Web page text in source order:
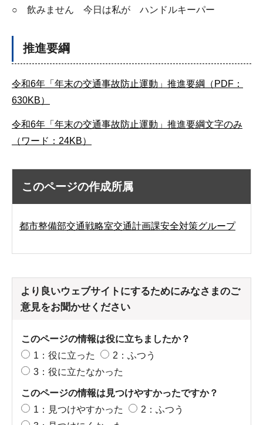
○ 飲みません 今日は私が ハンドルキーパー
推進要綱
令和6年「年末の交通事故防止運動」推進要綱（PDF：
630KB）
令和6年「年末の交通事故防止運動」推進要綱文字のみ
（ワード：24KB）
このページの作成所属
都市整備部交通戦略室交通計画課安全対策グループ
より良いウェブサイトにするためにみなさまのご
意見をお聞かせください
このページの情報は役に立ちましたか？
1：役に立った
2：ふつう
3：役に立たなかった
このページの情報は見つけやすかったですか？
1：見つけやすかった
2：ふつう